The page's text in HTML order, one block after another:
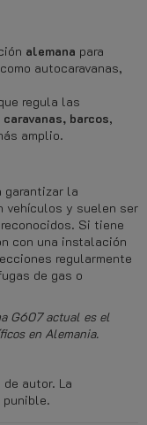
alemana para
como autocaravanas,
regula las
barcos,
amplio.
garantizar la
vehículos y suelen ser
Si tiene
con una instalación
regularmente
de gas o
G607 actual es el
en Alemania.
autor. La